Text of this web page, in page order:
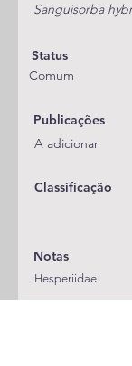
Sanguisorba
Status
Comum
Publicações
A adicionar
Classificação
Notas
Hesperiidae